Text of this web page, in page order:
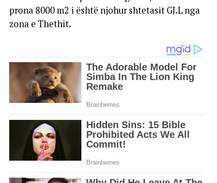
prona 8000 m2 i është njohur shtetasit GJ.L nga
zona e Thethit.